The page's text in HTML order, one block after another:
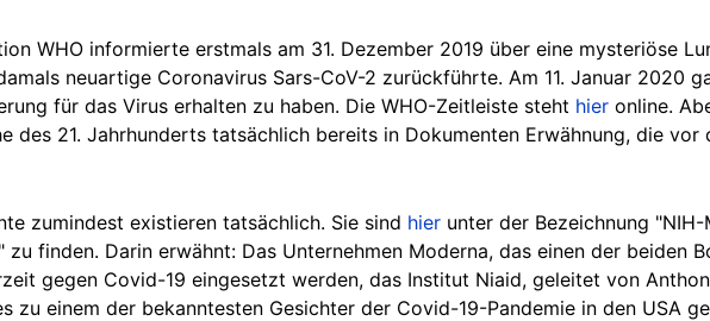
WHO informierte erstmals am 31. Dezember 2019 über eine mysteriöse
neuartige Coronavirus Sars-CoV-2 zurückführte. Am 11. Januar 2020
für das Virus erhalten zu haben. Die WHO-Zeitleiste steht hier online.
des 21. Jahrhunderts tatsächlich bereits in Dokumenten Erwähnung, die vor
zumindest existieren tatsächlich. Sie sind hier unter der Bezeichnung
finden. Darin erwähnt: Das Unternehmen Moderna, das einen der beiden
gegen Covid-19 eingesetzt werden, das Institut Niaid, geleitet von
zu einem der bekanntesten Gesichter der Covid-19-Pandemie in den USA